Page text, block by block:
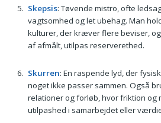
Skepsis: Tøvende mistro, ofte
vagtsomhed og let ubehag. Man
kulturer, der kræver flere beviser,
af afmålt, utilpas reserverethed.
Skurren: En raspende lyd, der
noget ikke passer sammen. Også
relationer og forløb, hvor friktion og
utilpashed i samarbejdet eller